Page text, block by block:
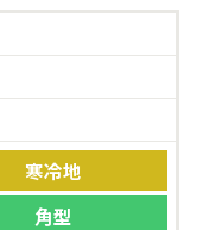
寒冷地
角型